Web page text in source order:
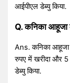
आईपीएल डेब्यु किया.
Q. कनिका आहूजा
Ans. कनिका
रुपए में खरीदा और 5
डेब्यु किया.